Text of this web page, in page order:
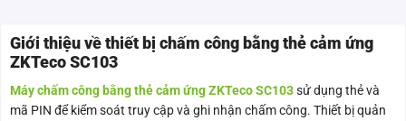
Giới thiệu về thiết bị chấm công bằng thẻ cảm ứng
ZKTeco SC103
Máy chấm công bằng thẻ cảm ứng ZKTeco SC103sử dụng thẻ và
mã PIN để kiểm soát truy cập và ghi nhận chấm công. Thiết bị quản